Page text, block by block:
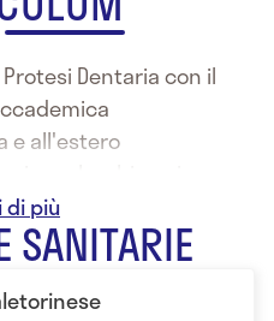
Dentaria con il
e all'estero
estetica dentale,
parodontologia,
di seno, all on fuor
SANITARIE